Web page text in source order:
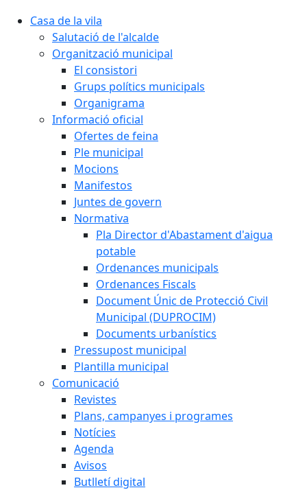
Casa de la vila
Salutació de l'alcalde
Organització municipal
El consistori
Grups polítics municipals
Organigrama
Informació oficial
Ofertes de feina
Ple municipal
Mocions
Manifestos
Juntes de govern
Normativa
Pla Director d'Abastament d'aigua
potable
Ordenances municipals
Ordenances Fiscals
Document Únic de Protecció Civil
Municipal (DUPROCIM)
Documents urbanístics
Pressupost municipal
Plantilla municipal
Comunicació
Revistes
Plans, campanyes i programes
Notícies
Agenda
Avisos
Butlletí digital